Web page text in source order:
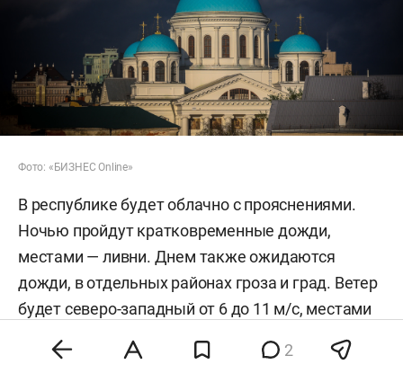
Фото: «БИЗНЕС Online»
В республике будет облачно с прояснениями.
Ночью пройдут кратковременные дожди,
местами — ливни. Днем также ожидаются
дожди, в отдельных районах гроза и град. Ветер
будет северо-западный от 6 до 11 м/с, местами
порывами до 15–20 м/с. Температура воздуха
ночью составит плюс 11–16 градусов, днем —
2